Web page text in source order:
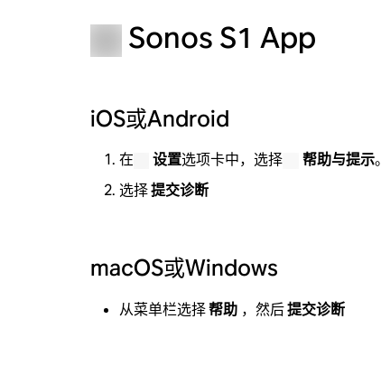
Sonos S1 App
iOS或Android
在 设置选项卡中，选择 帮助与提示。
选择提交诊断
macOS或Windows
从菜单栏选择帮助，然后提交诊断